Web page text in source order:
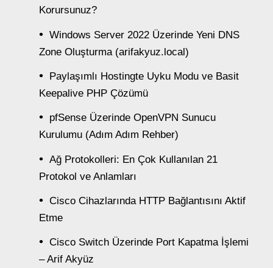
Korursunuz?
Windows Server 2022 Üzerinde Yeni DNS
Zone Oluşturma (arifakyuz.local)
Paylaşımlı Hostingte Uyku Modu ve Basit
Keepalive PHP Çözümü
pfSense Üzerinde OpenVPN Sunucu
Kurulumu (Adım Adım Rehber)
Ağ Protokolleri: En Çok Kullanılan 21
Protokol ve Anlamları
Cisco Cihazlarında HTTP Bağlantısını Aktif
Etme
Cisco Switch Üzerinde Port Kapatma İşlemi
– Arif Akyüz